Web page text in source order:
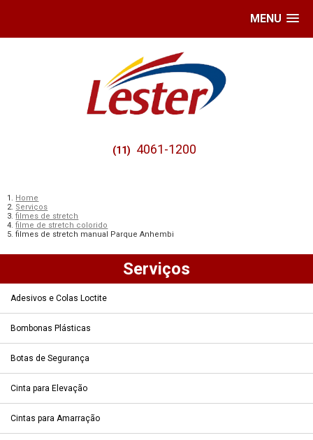
MENU
(11) 4061-1200
Home
Serviços
filmes de stretch
filme de stretch colorido
filmes de stretch manual Parque Anhembi
Serviços
Adesivos e Colas Loctite
Bombonas Plásticas
Botas de Segurança
Cinta para Elevação
Cintas para Amarração